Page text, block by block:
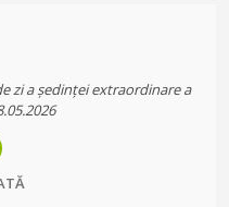
zi a ședinței extraordinare a